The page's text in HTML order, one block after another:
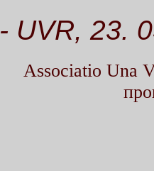
- UVR, 23.
Associatio Una